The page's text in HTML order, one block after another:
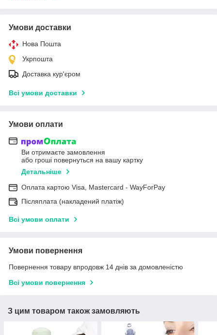
Умови доставки
Нова Пошта
Укрпошта
Доставка кур'єром
Всі умови доставки
Умови оплати
Ви отримаєте замовлення
або гроші повернуться на вашу картку
Детальніше
Оплата картою Visa, Mastercard - WayForPay
Післяплата (накладений платіж)
Всі умови оплати
Умови повернення
Повернення товару впродовж 14 днів за домовленістю
Всі умови повернення
З цим товаром також замовляють